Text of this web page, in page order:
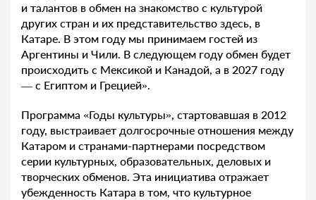
и талантов в обмен на знакомство с культурой
других стран и их представительство здесь, в
Катаре. В этом году мы принимаем гостей из
Аргентины и Чили. В следующем году обмен будет
происходить с Мексикой и Канадой, а в 2027 году
— с Египтом и Грецией».
Программа «Годы культуры», стартовавшая в 2012
году, выстраивает долгосрочные отношения между
Катаром и странами-партнерами посредством
серии культурных, образовательных, деловых и
творческих обменов. Эта инициатива отражает
убежденность Катара в том, что культурное